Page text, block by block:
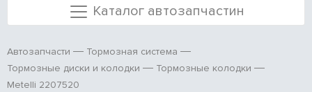
Каталог автозапчастин
Автозапчасти
Тормозная система
Тормозные диски и колодки
Тормозные колодки
Metelli 2207520